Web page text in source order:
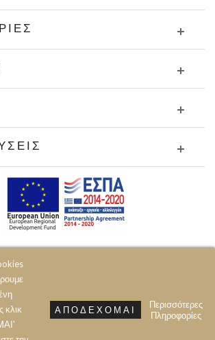
κλικ
ΑΠΟΔΈΧΟΜΑΙ
Περισσότερες
Πληροφορίες
CLOTHES SA. ALL RIGHTS RESERVED